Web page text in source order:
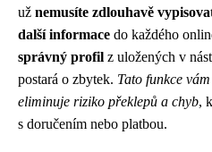
už nemusíte zdlouhavě
další informace do každého
správný profil z uložených v
postará o zbytek. Tato funkce
eliminuje riziko překlepů a chyb,
s doručením nebo platbou.